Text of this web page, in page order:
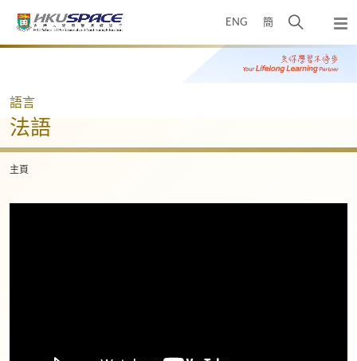
ENG 簡
開
搜
尋
彈
出
主
Main
語言
法語
主頁